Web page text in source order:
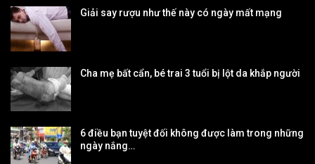
Giải say rượu như thế này có ngày mất mạng
Cha mẹ bất cẩn, bé trai 3 tuổi bị lột da khắp người
6 điều bạn tuyệt đối không được làm trong những
ngày nắng…